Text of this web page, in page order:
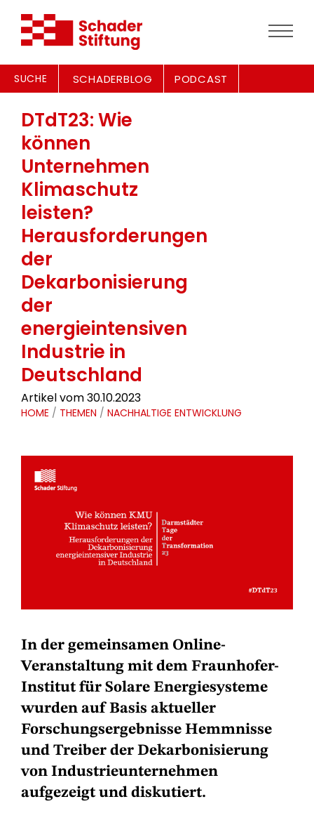
SUCHE SCHADERBLOG PODCAST
DTdT23: Wie
können
Unternehmen
Klimaschutz
leisten?
Herausforderungen
der
Dekarbonisierung
der
energieintensiven
Industrie in
Deutschland
Artikel vom 30.10.2023
HOME / THEMEN / NACHHALTIGE ENTWICKLUNG
In der gemeinsamen Online-
Veranstaltung mit dem Fraunhofer-
Institut für Solare Energiesysteme
wurden auf Basis aktueller
Forschungsergebnisse Hemmnisse
und Treiber der Dekarbonisierung
von Industrieunternehmen
aufgezeigt und diskutiert.